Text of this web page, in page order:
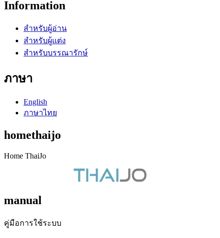
Information
สำหรับผู้อ่าน
สำหรับผู้แต่ง
สำหรับบรรณารักษ์
ภาษา
English
ภาษาไทย
homethaijo
Home ThaiJo
manual
คู่มือการใช้ระบบ